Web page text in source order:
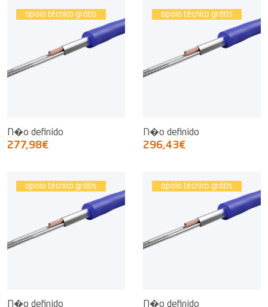
apoio técnico grátis
N�o definido
277,98€
apoio técnico grátis
N�o definido
296,43€
apoio técnico grátis
N�o definido
apoio técnico grátis
N�o definido